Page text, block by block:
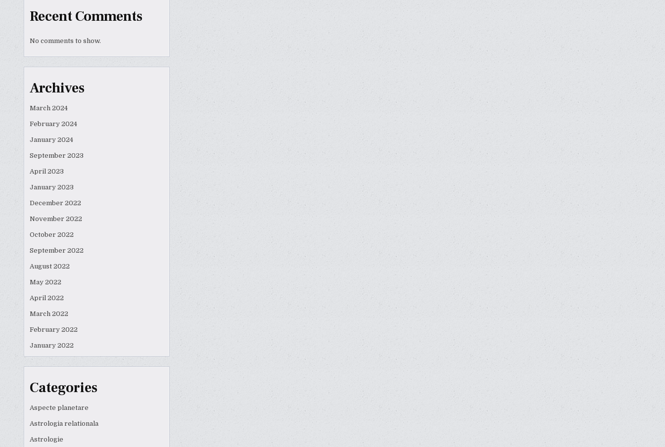
Recent Comments
No comments to show.
Archives
March 2024
February 2024
January 2024
September 2023
April 2023
January 2023
December 2022
November 2022
October 2022
September 2022
August 2022
May 2022
April 2022
March 2022
February 2022
January 2022
Categories
Aspecte planetare
Astrologia relationala
Astrologie